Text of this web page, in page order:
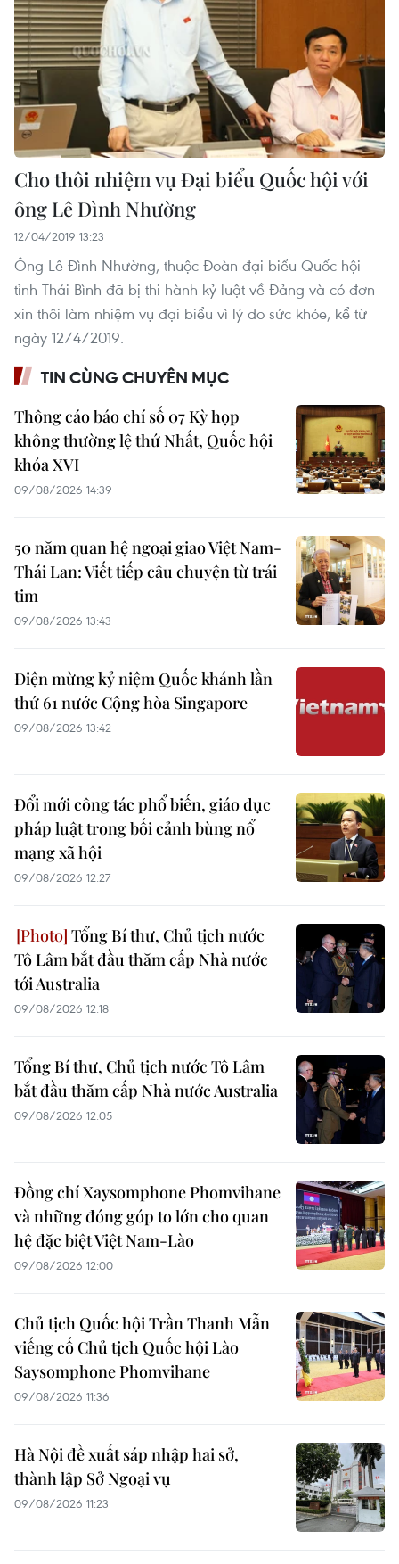
Cho thôi nhiệm vụ Đại biểu Quốc hội với
ông Lê Đình Nhường
12/04/2019 13:23
Ông Lê Đình Nhường, thuộc Đoàn đại biểu Quốc hội
tỉnh Thái Bình đã bị thi hành kỷ luật về Đảng và có đơn
xin thôi làm nhiệm vụ đại biểu vì lý do sức khỏe, kể từ
ngày 12/4/2019.
TIN CÙNG CHUYÊN MỤC
Thông cáo báo chí số 07 Kỳ họp
không thường lệ thứ Nhất, Quốc hội
khóa XVI
09/08/2026 14:39
50 năm quan hệ ngoại giao Việt Nam-
Thái Lan: Viết tiếp câu chuyện từ trái
tim
09/08/2026 13:43
Điện mừng kỷ niệm Quốc khánh lần
thứ 61 nước Cộng hòa Singapore
09/08/2026 13:42
Đổi mới công tác phổ biến, giáo dục
pháp luật trong bối cảnh bùng nổ
mạng xã hội
09/08/2026 12:27
Tổng Bí thư, Chủ tịch nước
Tô Lâm bắt đầu thăm cấp Nhà nước
tới Australia
09/08/2026 12:18
Tổng Bí thư, Chủ tịch nước Tô Lâm
bắt đầu thăm cấp Nhà nước Australia
09/08/2026 12:05
Đồng chí Xaysomphone Phomvihane
và những đóng góp to lớn cho quan
hệ đặc biệt Việt Nam-Lào
09/08/2026 12:00
Chủ tịch Quốc hội Trần Thanh Mẫn
viếng cố Chủ tịch Quốc hội Lào
Saysomphone Phomvihane
09/08/2026 11:36
Hà Nội đề xuất sáp nhập hai sở,
thành lập Sở Ngoại vụ
09/08/2026 11:23